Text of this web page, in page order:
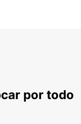
por todo